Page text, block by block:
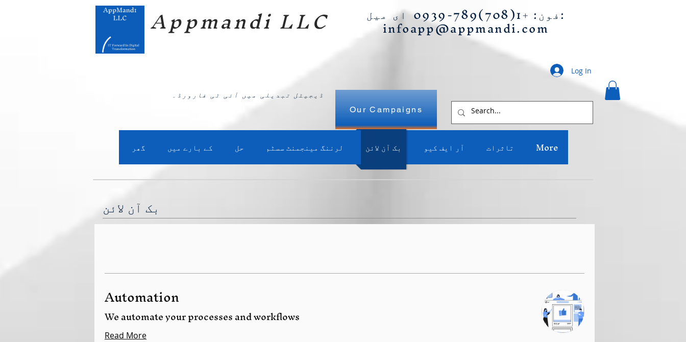
Appmandi LLC فون: +1(708)789-0939ای میل:
infoapp@appmandi.com
Log In
ڈیجیٹل تبدیلی میں آئی ٹی فارورڈ۔
گھر کے بارے میں حل لرننگ مینجمنٹ سسٹم بک آن لائن آر ایف کیو تاثرات More
Our Campaigns
بک آن لائن
Automation
We automate your processes and workflows
Read More